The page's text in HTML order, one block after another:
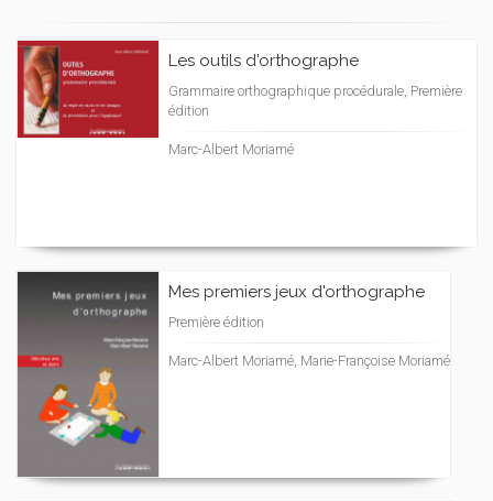
Les outils d'orthographe
Grammaire orthographique procédurale, Première
édition
Marc-Albert Moriamé
Mes premiers jeux d'orthographe
Première édition
Marc-Albert Moriamé, Marie-Françoise Moriamé